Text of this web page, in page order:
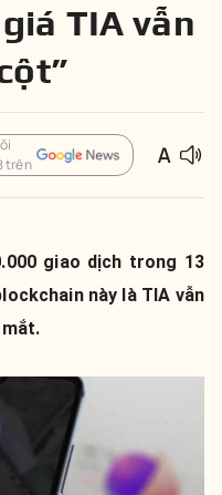
TIA vẫn
trên
giao dịch trong 13
này là TIA vẫn